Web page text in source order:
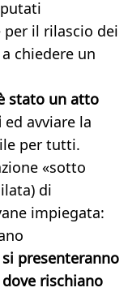
il rilascio dei
chiedere un
stato un atto
ed avviare la
per tutti.
«sotto
di
impiegata:
presenteranno
rischiano